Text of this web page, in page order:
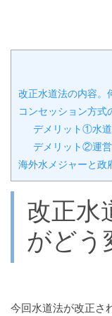
改正水道法の内容。
コンセッション方式
デメリット①水
デメリット②運
海外水メジャーと政
改正水
がどう
今回水道法が改正さ